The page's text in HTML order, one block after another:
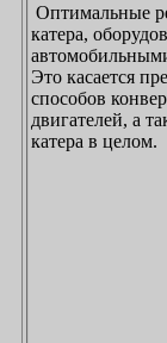
Оптимальные
катера,
автомобильными
Это касается
способов
двигателей, а
катера в целом.